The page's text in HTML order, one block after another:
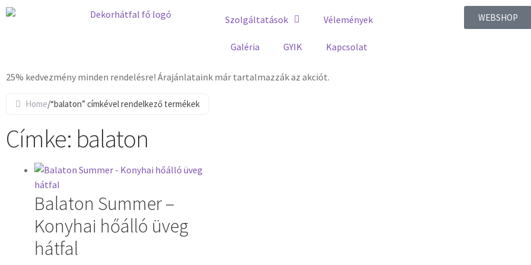
Szolgáltatások Vélemények
Galéria GYIK Kapcsolat
WEBSHOP
25% kedvezmény minden rendelésre! Árajánlataink már tartalmazzák az akciót.
Home/“balaton” címkével rendelkező termékek
Címke: balaton
Balaton Summer –
Konyhai hőálló üveg
hátfal